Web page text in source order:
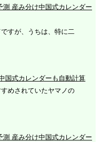
測 産み分け中国式カレンダー
すが、うちは、特に二
国式カレンダーも自動計算
めされていたヤマノの
測 産み分け中国式カレンダー